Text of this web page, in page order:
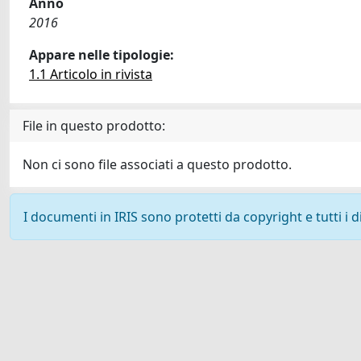
2016
Appare nelle tipologie:
1.1 Articolo in rivista
File in questo prodotto:
Non ci sono file associati a questo prodotto.
I documenti in IRIS sono protetti da copyright e tutti i